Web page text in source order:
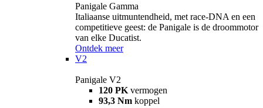
Panigale Gamma
Italiaanse uitmuntendheid, met race-DNA en een
competitieve geest: de Panigale is de droommotor
van elke Ducatist.
Ontdek meer
V2
Panigale V2
120 PK vermogen
93,3 Nm koppel